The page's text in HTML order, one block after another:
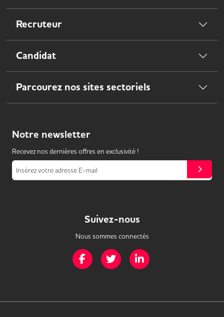
Recruteur
Candidat
Parcourez nos sites sectoriels
Notre newsletter
Recevez nos dernières offres en exclusivité !
Insérez votre adresse E-mail
Suivez-nous
Nous sommes connectés
Page Facebook de Mission Handicap
Page Twitter de Mission Handicap